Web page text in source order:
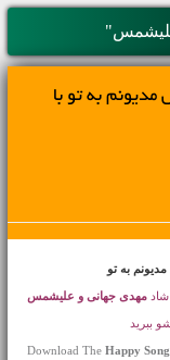
به تو با
به تو
مهدی جهانی و علیشمس
ببرید
Download The Happy Song